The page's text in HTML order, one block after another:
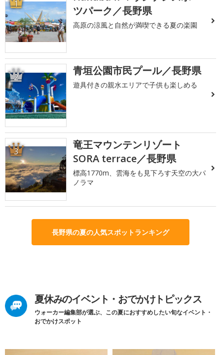
1
ツパーク／長野県
高原の涼風と自然が満喫できる夏の楽園
2 青垣公園市民プール／長野県
遊具付きの親水エリアで子供も楽しめる
3
竜王マウンテンリゾート
SORA terrace／長野県
標高1770m、雲海をも見下ろす天空の大パ
ノラマ
長野県の夏の人気スポットランキング
夏休みのイベント・おでかけトピックス
ウォーカー編集部が選ぶ、この夏におすすめしたい旬なイベント・
おでかけスポット